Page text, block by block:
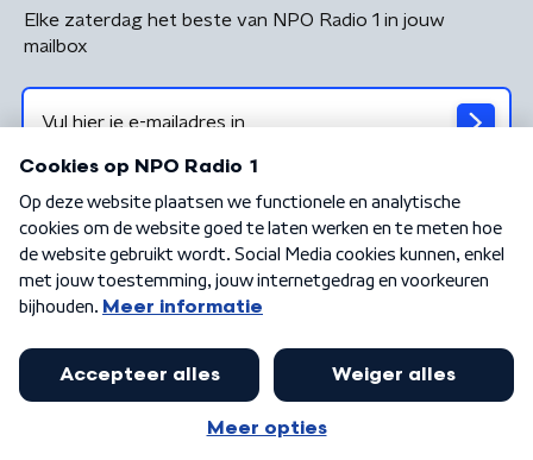
Elke zaterdag het beste van NPO Radio 1 in jouw
mailbox
Algemene voorwaarden Privacybeleid